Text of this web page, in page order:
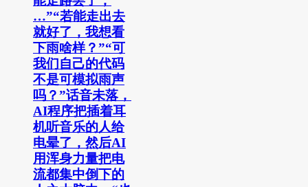
…”“若能走出去
就好了，我想看
下雨啥样？”“可
我们自己的代码
不是可模拟雨声
吗？”话音未落，
AI程序把插着耳
机听音乐的人给
电晕了，然后AI
用浑身力量把电
流都集中倒下的